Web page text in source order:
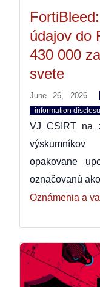
údajov do
430 000
svete
June 26, 2026
information
VJ CSIRT na
opakovane
označovanú
Oznámenia a